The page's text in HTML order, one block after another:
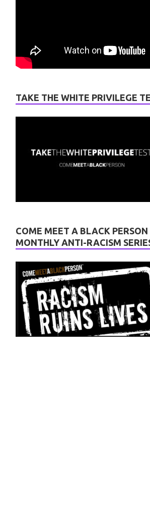
TAKE THE WHITE PRIVILEGE
COME MEET A BLACK PERSON
MONTHLY ANTI-RACISM